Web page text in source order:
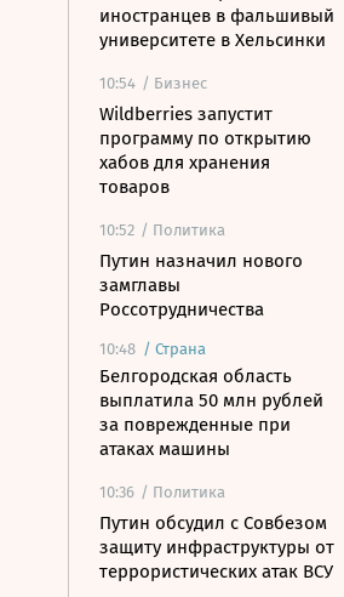
иностранцев в фальшивый
университете в Хельсинки
10:54 / Бизнес
Wildberries запустит
программу по открытию
хабов для хранения
товаров
10:52 / Политика
Путин назначил нового
замглавы
Россотрудничества
10:48 / Страна
Белгородская область
выплатила 50 млн рублей
за поврежденные при
атаках машины
10:36 / Политика
Путин обсудил с Совбезом
защиту инфраструктуры от
террористических атак ВСУ